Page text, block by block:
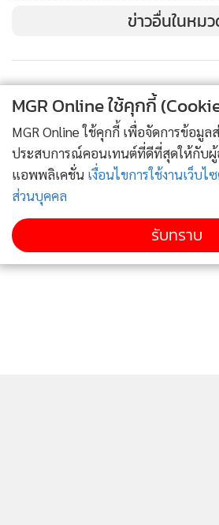
ข่าวอื่นในหม
MGR Online ใช้คุกกี้
MGR Online ใช้คุกกี้ เพื่อจัดการข้อมู
ประสบการณ์คอนเทนต์ที่ดีที่สุดให้กับผู้
แอพพลิเคชั่น เงื่อนไขการใช้งานเว็บไ
ส่วนบุคคล
รับทราบ